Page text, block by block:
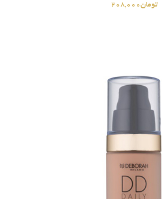
تومان208,000